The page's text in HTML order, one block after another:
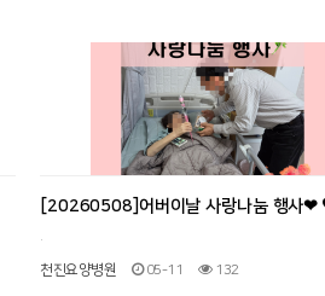
[20260508]어버이날 사랑나눔 행사❤
천진요양병원 05-11 132